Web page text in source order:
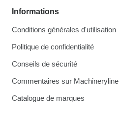
Informations
Conditions générales d'utilisation
Politique de confidentialité
Conseils de sécurité
Commentaires sur Machineryline
Catalogue de marques